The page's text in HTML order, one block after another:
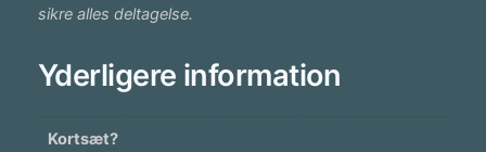
sikre alles deltagelse.
Yderligere information
Kortsæt?